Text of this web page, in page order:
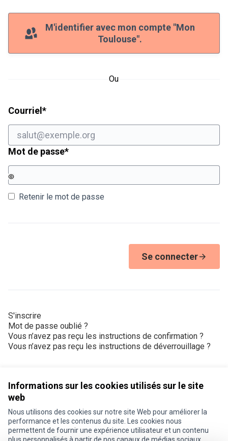
Informations sur les cookies utilisés sur le site
web
Nous utilisons des cookies sur notre site Web pour améliorer la
performance et les contenus du site. Les cookies nous
permettent de fournir une expérience utilisateur et un contenu
M'identifier avec mon compte "Mon
Toulouse".
Ou
Courriel *Champ obligatoire
Mot de passe*Champ obligatoire
Retenir le mot de passe
Se connecter
S'inscrire
Mot de passe oublié ?
Vous n’avez pas reçu les instructions de confirmation ?
Vous n’avez pas reçu les instructions de déverrouillage ?
Conditions d'utilisation
Paramètres des cookies
Je participe ! sur X
Je participe ! sur Facebook
Je participe ! sur Instagram